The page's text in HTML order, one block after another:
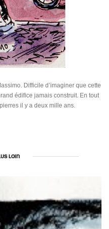
Difficile d’imaginer que cette
édifice jamais construit. En tout
il y a deux mille ans.
loin